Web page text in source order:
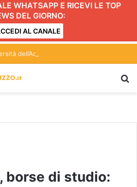
WHATSAPP E RICEVI LE TOP
DEL GIORNO:
AL CANALE
borse di studio: